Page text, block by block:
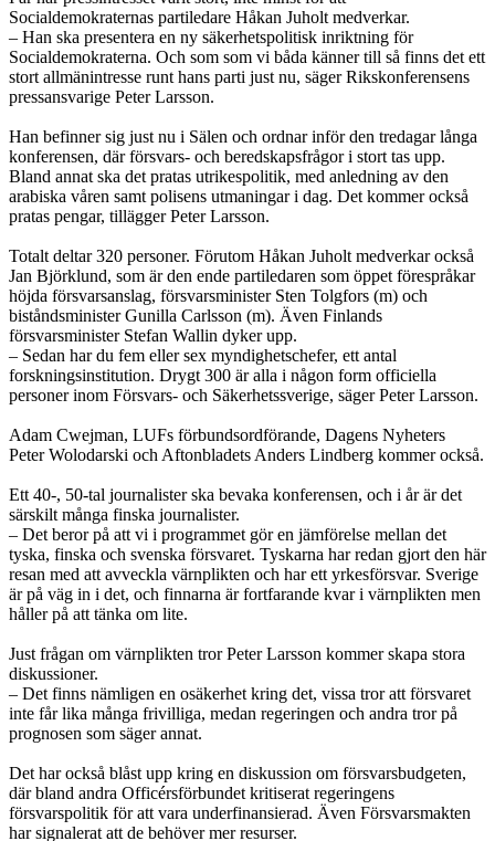
Socialdemokraternas partiledare Håkan Juholt medverkar.
– Han ska presentera en ny säkerhetspolitisk inriktning för
Socialdemokraterna. Och som som vi båda känner till så finns det ett
stort allmänintresse runt hans parti just nu, säger Rikskonferensens
pressansvarige Peter Larsson.
Han befinner sig just nu i Sälen och ordnar inför den tredagar långa
konferensen, där försvars- och beredskapsfrågor i stort tas upp.
Bland annat ska det pratas utrikespolitik, med anledning av den
arabiska våren samt polisens utmaningar i dag. Det kommer också
pratas pengar, tillägger Peter Larsson.
Totalt deltar 320 personer. Förutom Håkan Juholt medverkar också
Jan Björklund, som är den ende partiledaren som öppet förespråkar
höjda försvarsanslag, försvarsminister Sten Tolgfors (m) och
biståndsminister Gunilla Carlsson (m). Även Finlands
försvarsminister Stefan Wallin dyker upp.
– Sedan har du fem eller sex myndighetschefer, ett antal
forskningsinstitution. Drygt 300 är alla i någon form officiella
personer inom Försvars- och Säkerhetssverige, säger Peter Larsson.
Adam Cwejman, LUFs förbundsordförande, Dagens Nyheters
Peter Wolodarski och Aftonbladets Anders Lindberg kommer också.
Ett 40-, 50-tal journalister ska bevaka konferensen, och i år är det
särskilt många finska journalister.
– Det beror på att vi i programmet gör en jämförelse mellan det
tyska, finska och svenska försvaret. Tyskarna har redan gjort den här
resan med att avveckla värnplikten och har ett yrkesförsvar. Sverige
är på väg in i det, och finnarna är fortfarande kvar i värnplikten men
håller på att tänka om lite.
Just frågan om värnplikten tror Peter Larsson kommer skapa stora
diskussioner.
– Det finns nämligen en osäkerhet kring det, vissa tror att försvaret
inte får lika många frivilliga, medan regeringen och andra tror på
prognosen som säger annat.
Det har också blåst upp kring en diskussion om försvarsbudgeten,
där bland andra Officérsförbundet kritiserat regeringens
försvarspolitik för att vara underfinansierad. Även Försvarsmakten
har signalerat att de behöver mer resurser.